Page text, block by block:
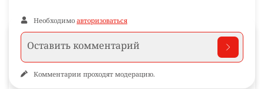
Необходимо авторизоваться
Комментарии проходят модерацию.